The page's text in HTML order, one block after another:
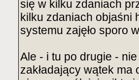
się w kilku zdaniach
kilku zdaniach objaśni
systemu zajęło sporo
Ale - i tu po drugie -
zakładający wątek